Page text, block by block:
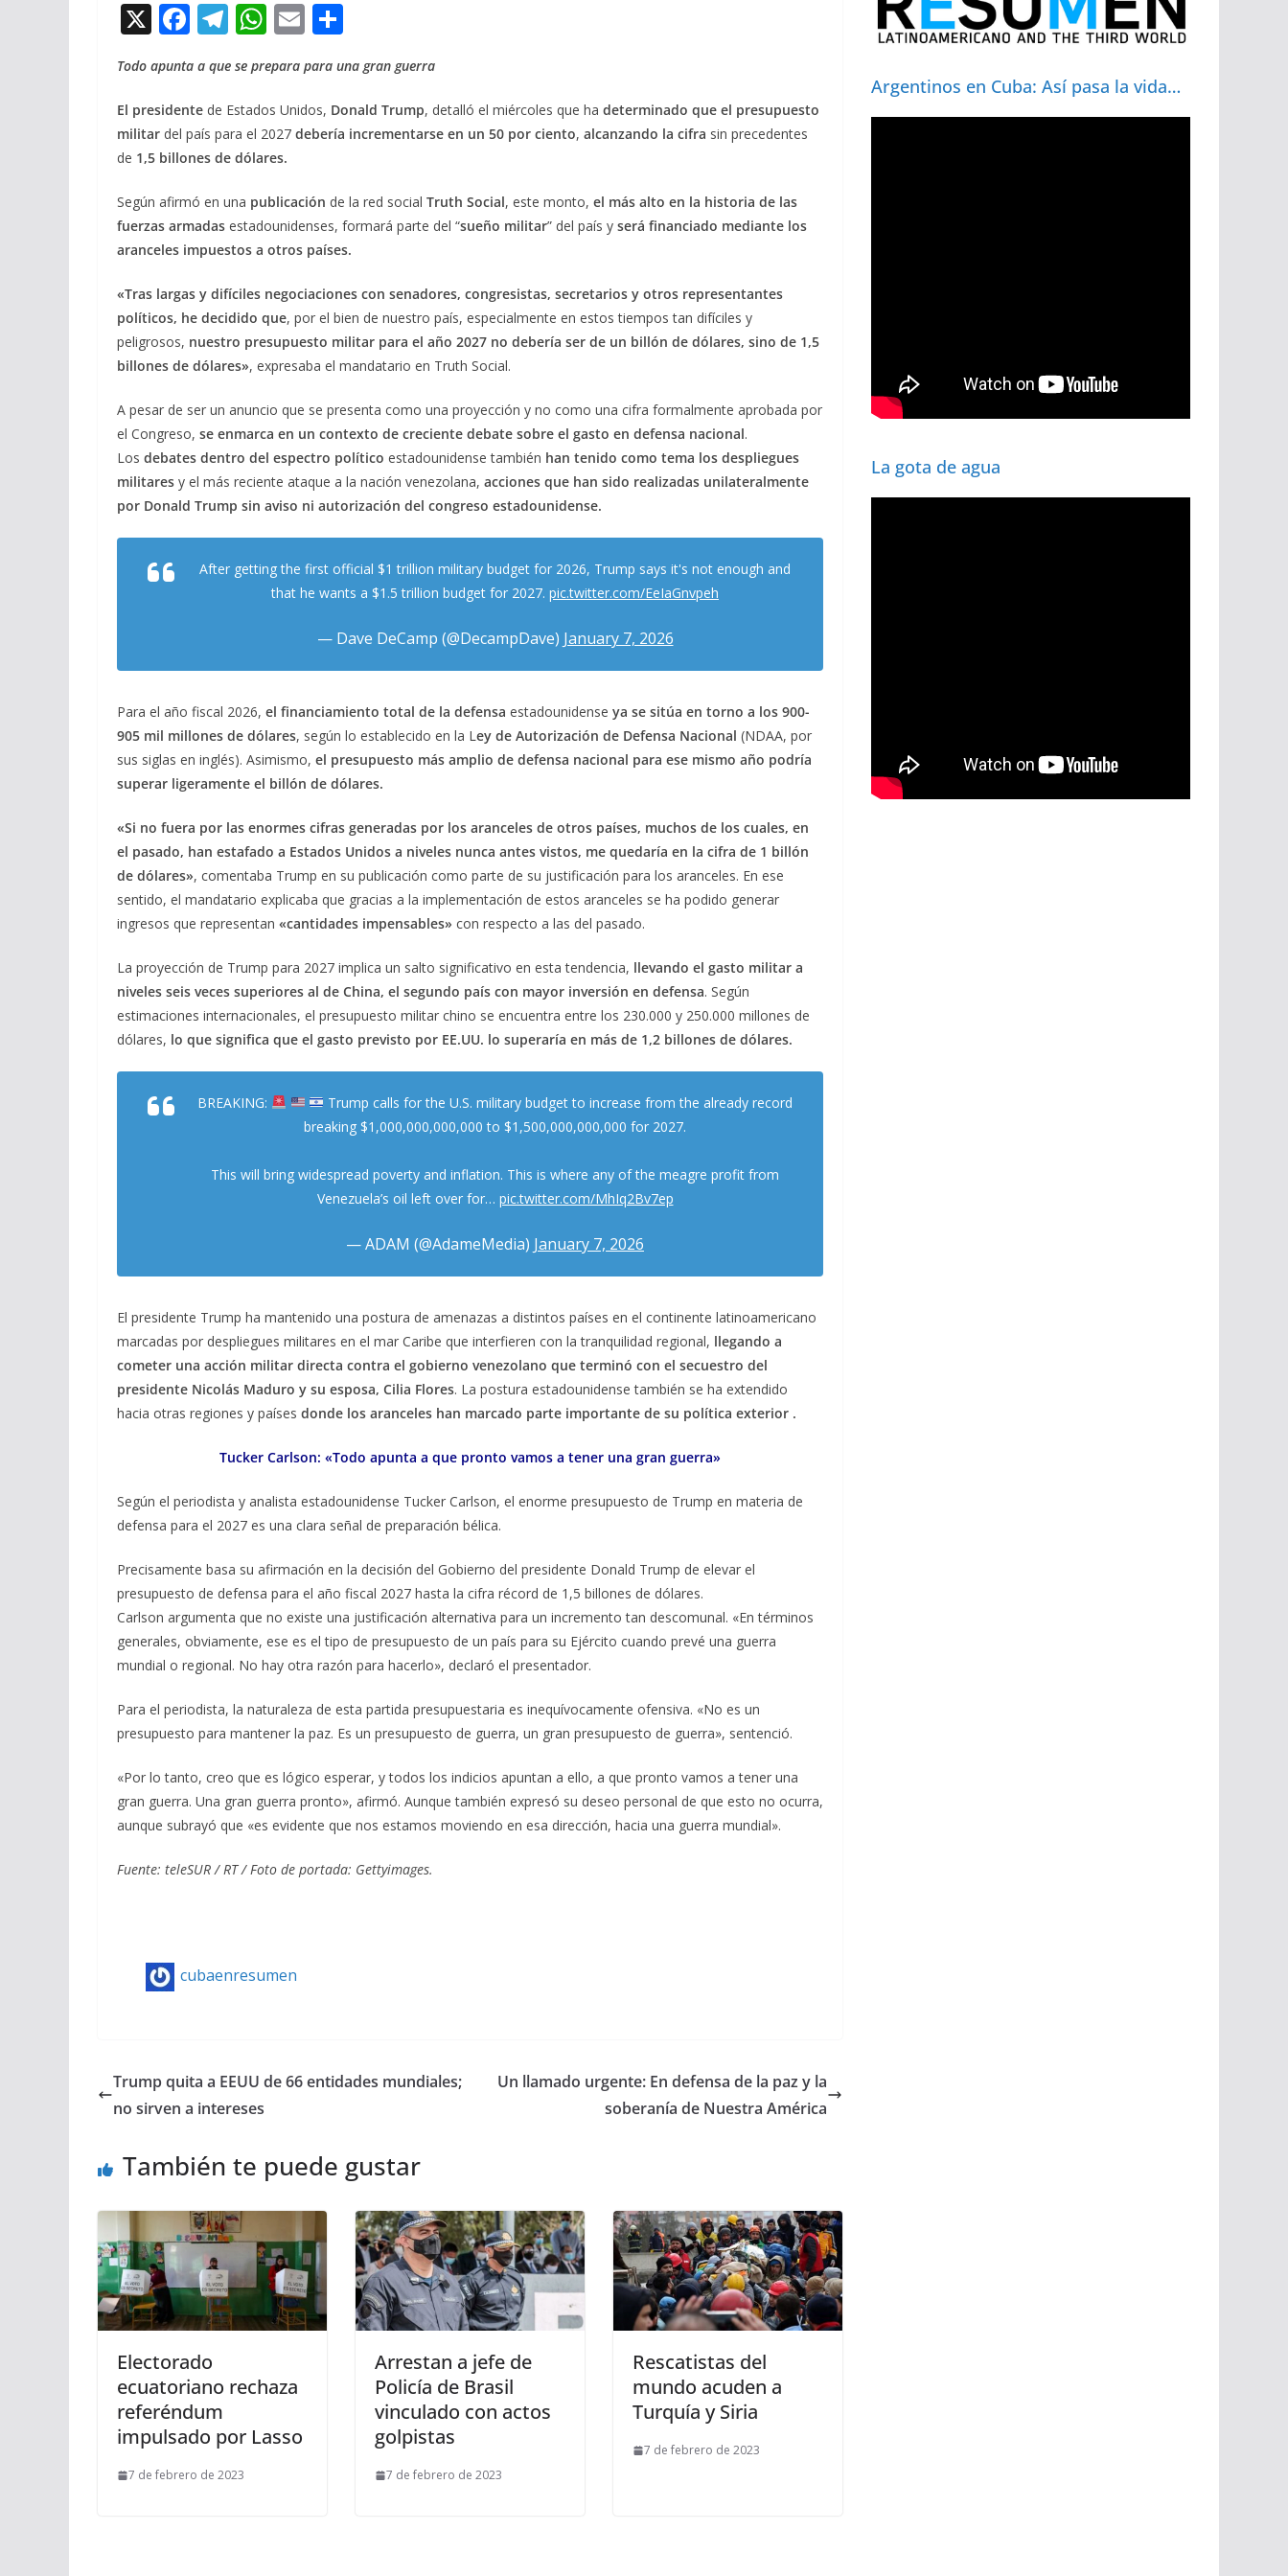
X F
e
b
o
o
k
T
e
gr
a
m
W
at
s
A
p
p
E
ai
l
m
p
ar
r
Todo apunta a que se prepara para una gran guerra
El presidente de Estados Unidos, Donald Trump, detalló el miércoles que ha determinado que el presupuesto
militar del país para el 2027 debería incrementarse en un 50 por ciento, alcanzando la cifra sin precedentes
de 1,5 billones de dólares.
Según afirmó en una publicación de la red social Truth Social, este monto, el más alto en la historia de las
fuerzas armadas estadounidenses, formará parte del “sueño militar” del país y será financiado mediante los
aranceles impuestos a otros países.
«Tras largas y difíciles negociaciones con senadores, congresistas, secretarios y otros representantes
políticos, he decidido que, por el bien de nuestro país, especialmente en estos tiempos tan difíciles y
peligrosos, nuestro presupuesto militar para el año 2027 no debería ser de un billón de dólares, sino de 1,5
billones de dólares», expresaba el mandatario en Truth Social.
A pesar de ser un anuncio que se presenta como una proyección y no como una cifra formalmente aprobada por
el Congreso, se enmarca en un contexto de creciente debate sobre el gasto en defensa nacional.
Los debates dentro del espectro político estadounidense también han tenido como tema los despliegues
militares y el más reciente ataque a la nación venezolana, acciones que han sido realizadas unilateralmente
por Donald Trump sin aviso ni autorización del congreso estadounidense.
After getting the first official $1 trillion military budget for 2026, Trump says it's not enough and
that he wants a $1.5 trillion budget for 2027. pic.twitter.com/EeIaGnvpeh
— Dave DeCamp (@DecampDave) January 7, 2026
Para el año fiscal 2026, el financiamiento total de la defensa estadounidense ya se sitúa en torno a los 900-
905 mil millones de dólares, según lo establecido en la Ley de Autorización de Defensa Nacional (NDAA, por
sus siglas en inglés). Asimismo, el presupuesto más amplio de defensa nacional para ese mismo año podría
superar ligeramente el billón de dólares.
«Si no fuera por las enormes cifras generadas por los aranceles de otros países, muchos de los cuales, en
el pasado, han estafado a Estados Unidos a niveles nunca antes vistos, me quedaría en la cifra de 1 billón
de dólares», comentaba Trump en su publicación como parte de su justificación para los aranceles. En ese
sentido, el mandatario explicaba que gracias a la implementación de estos aranceles se ha podido generar
ingresos que representan «cantidades impensables» con respecto a las del pasado.
La proyección de Trump para 2027 implica un salto significativo en esta tendencia, llevando el gasto militar a
niveles seis veces superiores al de China, el segundo país con mayor inversión en defensa. Según
estimaciones internacionales, el presupuesto militar chino se encuentra entre los 230.000 y 250.000 millones de
dólares, lo que significa que el gasto previsto por EE.UU. lo superaría en más de 1,2 billones de dólares.
BREAKING:
Trump calls for the U.S. military budget to increase from the already record
breaking $1,000,000,000,000 to $1,500,000,000,000 for 2027.
This will bring widespread poverty and inflation. This is where any of the meagre profit from
Venezuela’s oil left over for… pic.twitter.com/MhIq2Bv7ep
— ADAM (@AdameMedia) January 7, 2026
El presidente Trump ha mantenido una postura de amenazas a distintos países en el continente latinoamericano
marcadas por despliegues militares en el mar Caribe que interfieren con la tranquilidad regional, llegando a
cometer una acción militar directa contra el gobierno venezolano que terminó con el secuestro del
presidente Nicolás Maduro y su esposa, Cilia Flores. La postura estadounidense también se ha extendido
hacia otras regiones y países donde los aranceles han marcado parte importante de su política exterior .
Tucker Carlson: «Todo apunta a que pronto vamos a tener una gran guerra»
Según el periodista y analista estadounidense Tucker Carlson, el enorme presupuesto de Trump en materia de
defensa para el 2027 es una clara señal de preparación bélica.
Precisamente basa su afirmación en la decisión del Gobierno del presidente Donald Trump de elevar el
presupuesto de defensa para el año fiscal 2027 hasta la cifra récord de 1,5 billones de dólares.
Carlson argumenta que no existe una justificación alternativa para un incremento tan descomunal. «En términos
generales, obviamente, ese es el tipo de presupuesto de un país para su Ejército cuando prevé una guerra
mundial o regional. No hay otra razón para hacerlo», declaró el presentador.
Para el periodista, la naturaleza de esta partida presupuestaria es inequívocamente ofensiva. «No es un
presupuesto para mantener la paz. Es un presupuesto de guerra, un gran presupuesto de guerra», sentenció.
«Por lo tanto, creo que es lógico esperar, y todos los indicios apuntan a ello, a que pronto vamos a tener una
gran guerra. Una gran guerra pronto», afirmó. Aunque también expresó su deseo personal de que esto no ocurra,
aunque subrayó que «es evidente que nos estamos moviendo en esa dirección, hacia una guerra mundial».
Fuente: teleSUR / RT / Foto de portada: Gettyimages.
cubaenresumen
Trump quita a EEUU de 66 entidades mundiales;
no sirven a intereses
Un llamado urgente: En defensa de la paz y la
soberanía de Nuestra América
También te puede gustar
Electorado
ecuatoriano rechaza
referéndum
impulsado por Lasso
7 de febrero de 2023
Arrestan a jefe de
Policía de Brasil
vinculado con actos
golpistas
7 de febrero de 2023
Rescatistas del
mundo acuden a
Turquía y Siria
7 de febrero de 2023
Argentinos en Cuba: Así pasa la vida…
La gota de agua